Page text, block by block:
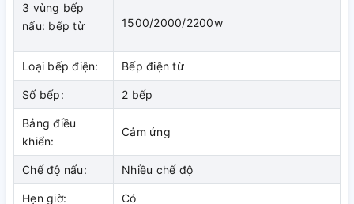
Chức năng hẹn giờ thông minh giúp người dùng kiểm soát
chính xác khoảng thời gian nấu nướng, tránh lãng phí điện
năng khi quên tắt bếp
CHỨC NĂNG NẤU NHANH
(BOOST)
Chức năng gia tăng công suất là một trong những chức
3 vùng bếp
nấu: bếp từ
1500/2000/2200w
Loại bếp điện: Bếp điện từ
Số bếp: 2 bếp
Bảng điều
khiển:
Cảm ứng
Chế độ nấu: Nhiều chế độ
Hẹn giờ: Có